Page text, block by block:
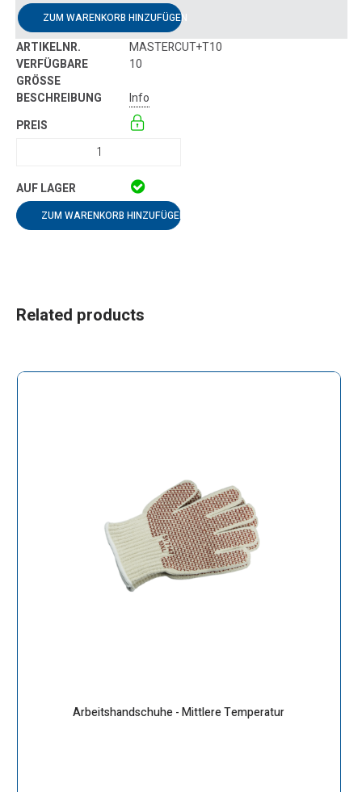
ZUM WARENKORB HINZUFÜGEN
MASTERCUT+T10
10
Info
ZUM WARENKORB HINZUFÜGEN
Related products
Arbeitshandschuhe - Mittlere Temperatur